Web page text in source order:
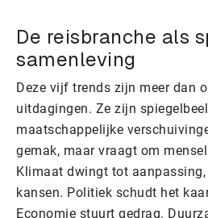
De reisbranche als
samenleving
Deze vijf trends zijn meer dan
uitdagingen. Ze zijn
maatschappelijke
gemak, maar vraagt om
Klimaat dwingt tot
kansen. Politiek schudt het
Economie stuurt gedrag.